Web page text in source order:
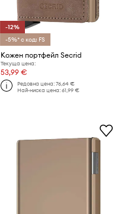
-12%
-5%* с код: FS
Кожен портфейл Secrid
Текуща цена:
53,99 €
Редовна цена:76,64 €
Най-ниска цена:61,99 €